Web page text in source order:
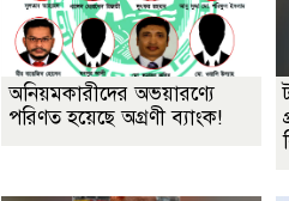
অনিয়মকারীদের অভয়ারণ্যে
পরিণত হয়েছে অগ্রণী ব্যাংক!